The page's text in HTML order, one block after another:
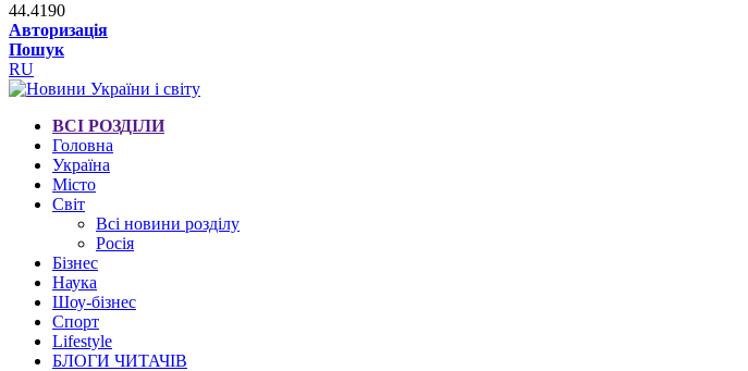
44.4190
Авторизація
Пошук
RU
ВСІ РОЗДІЛИ
Головна
Україна
Місто
Світ
Всі новини розділу
Росія
Бізнес
Наука
Шоу-бізнес
Спорт
Lifestyle
БЛОГИ ЧИТАЧІВ